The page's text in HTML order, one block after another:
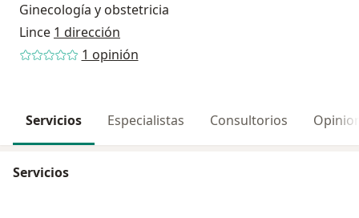
Ginecología y obstetricia
Lince 1 dirección
1 opinión
Servicios Especialistas Consultorios
Servicios